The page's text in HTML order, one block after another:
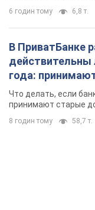
6 годин тому 6,8 т.
В ПриватБанке
года:
банки такие
Что делать, если
принимают старые
8 годин тому 58,7 т.